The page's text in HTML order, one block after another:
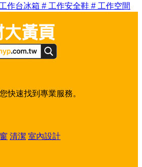
工作台冰箱 # 工作安全鞋 # 工作空間
快速找到專業服務。
清潔 室內設計